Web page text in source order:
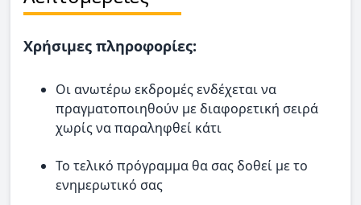
Χρήσιμες πληροφορίες:
Οι ανωτέρω εκδρομές ενδέχεται να
πραγματοποιηθούν με διαφορετική σειρά
χωρίς να παραληφθεί κάτι
Το τελικό πρόγραμμα θα σας δοθεί με το
ενημερωτικό σας